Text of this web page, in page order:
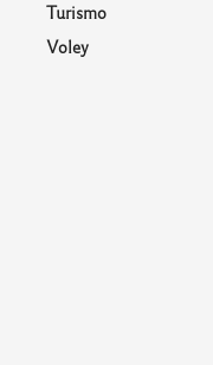
Turismo
Voley